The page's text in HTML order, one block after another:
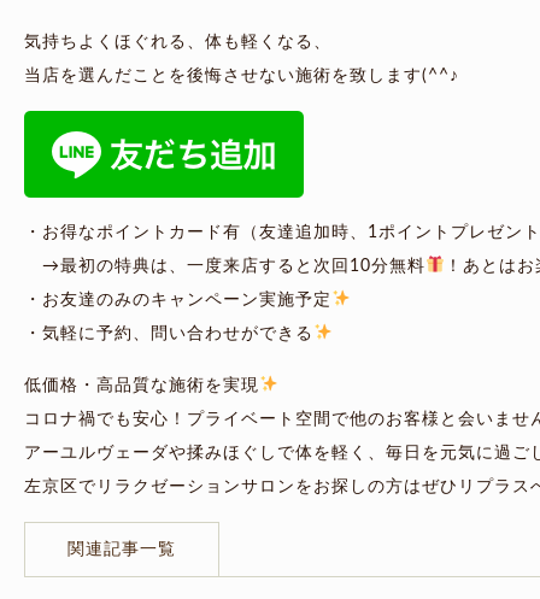
気持ちよくほぐれる、体も軽くなる、
当店を選んだことを後悔させない施術を致します(^^♪
・お得なポイントカード有（友達追加時、1ポイントプレゼン
→最初の特典は、一度来店すると次回10分無料
！あとは
・お友達のみのキャンペーン実施予定
・気軽に予約、問い合わせができる
低価格・高品質な施術を実現
コロナ禍でも安心！プライベート空間で他のお客様と会いま
アーユルヴェーダや揉みほぐしで体を軽く、毎日を元気に過ご
左京区でリラクゼーションサロンをお探しの方はぜひリプラス
関連記事一覧